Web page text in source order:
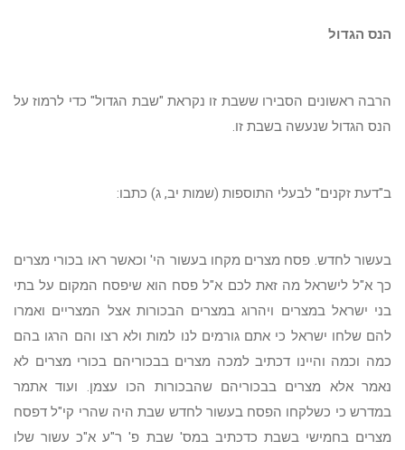
הנס הגדול
הרבה ראשונים הסבירו ששבת זו נקראת "שבת הגדול" כדי לרמוז על
הנס הגדול שנעשה בשבת זו.
ב"דעת זקנים" לבעלי התוספות (שמות יב, ג) כתבו:
בעשור לחדש. פסח מצרים מקחו בעשור הי' וכאשר ראו בכורי מצרים
כך א"ל לישראל מה זאת לכם א"ל פסח הוא שיפסח המקום על בתי
בני ישראל במצרים ויהרוג במצרים הבכורות אצל המצריים ואמרו
להם שלחו ישראל כי אתם גורמים לנו למות ולא רצו והם הרגו בהם
כמה וכמה והיינו דכתיב למכה מצרים בבכוריהם בכורי מצרים לא
נאמר אלא מצרים בבכוריהם שהבכורות הכו עצמן. ועוד אתמר
במדרש כי כשלקחו הפסח בעשור לחדש שבת היה שהרי קי"ל דפסח
מצרים בחמישי בשבת כדכתיב במס' שבת פ' ר"ע א"כ עשור שלו